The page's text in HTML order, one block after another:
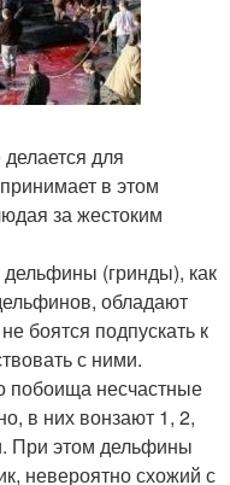
для
в этом
за жестоким
дельфины (гринды), как
обладают
боятся подпускать к
с ними.
побоища несчастные
в них вонзают 1, 2,
При этом дельфины
невероятно схожий с